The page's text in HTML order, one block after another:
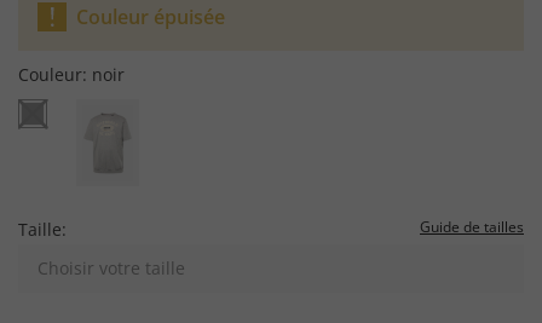
Couleur épuisée
Couleur: noir
Taille: Guide de tailles
Choisir votre taille